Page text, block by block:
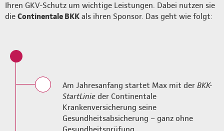
Ihren GKV-Schutz um wichtige Leistungen. Dabei nutzen sie
die Continentale BKK als ihren Sponsor. Das geht wie folgt:
Am Jahresanfang startet Max mit der BKK-
StartLinie der Continentale
Krankenversicherung seine
Gesundheitsabsicherung – ganz ohne